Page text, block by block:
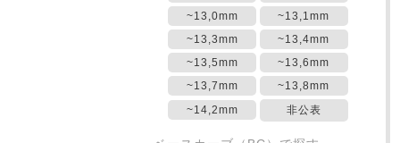
~13,0mm
~13,1mm
~13,3mm
~13,4mm
~13,5mm
~13,6mm
~13,7mm
~13,8mm
~14,2mm
非公表